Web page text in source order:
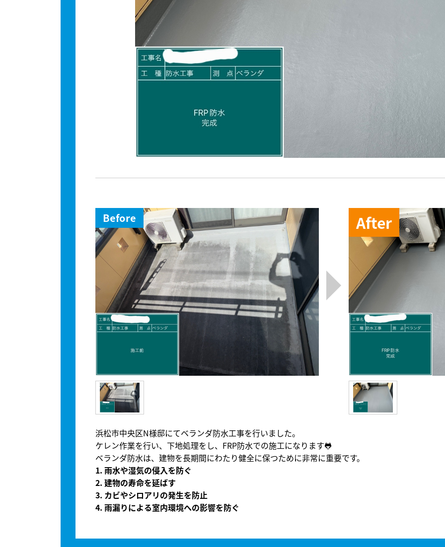
浜松市中央区N様邸にてベランダ防水工事を行いました。
ケレン作業を行い、下地処理をし、FRP防水での施工になります🐸
ベランダ防水は、建物を長期間にわたり健全に保つために非常に重要です。
1. 雨水や湿気の侵入を防ぐ
2. 建物の寿命を延ばす
3. カビやシロアリの発生を防止
4. 雨漏りによる室内環境への影響を防ぐ